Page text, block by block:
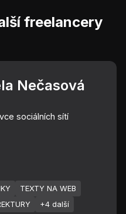
freelancery
Nečasová
sociálních sítí
TEXTY NA WEB
+4 další